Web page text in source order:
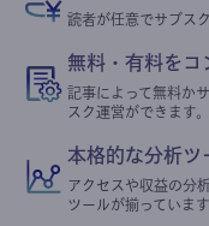
読者が任意でサブス
無料・有料をコ
記事によって無料か
スク運営ができます。
本格的な分析ツ
アクセスや収益の分
ツールが揃っています